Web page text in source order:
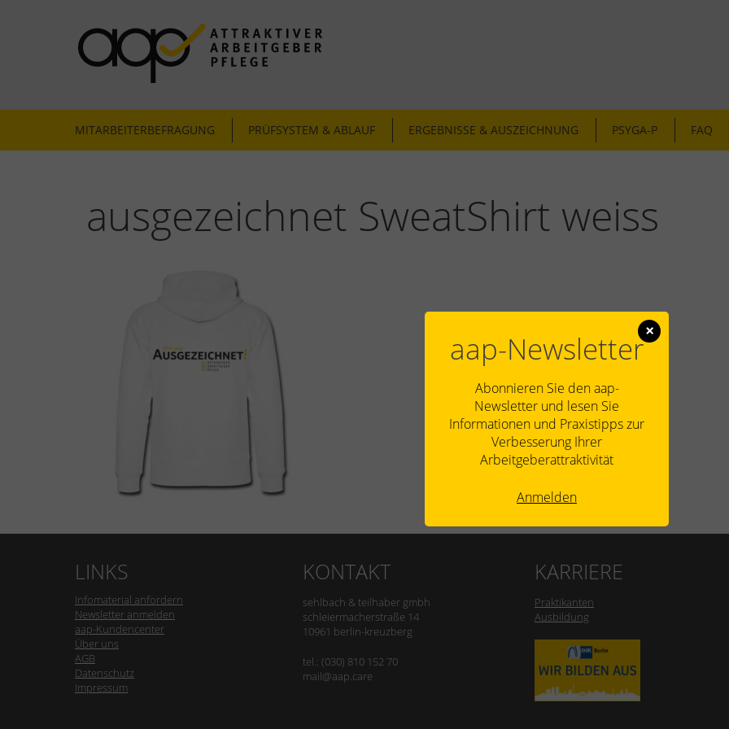
ATTRAKTIVER ARBEITGEBER PFLEGE
Mitarbeiterbefragung & Zertifizierung
MITARBEITERBEFRAGUNG PRÜFSYSTEM & ABLAUF ERGEBNISSE & AUSZEICHNUNG PSYGA-P FAQ
ausgezeichnet SweatShirt weiss
LINKS
Infomaterial anfordern
Newsletter anmelden
aap-Kundencenter
Über uns
AGB
Datenschutz
Impressum
KONTAKT
sehlbach & teilhaber gmbh
schleiermacherstraße 14
10961 berlin-kreuzberg
tel.: (030) 810 152 70
mail@aap.care
KARRIERE
Praktikanten
Ausbildung
aap-Newsletter
Abonnieren Sie den aap-
Newsletter und lesen Sie
Informationen und Praxistipps zur
Verbesserung Ihrer
Arbeitgeberattraktivität
Anmelden
×